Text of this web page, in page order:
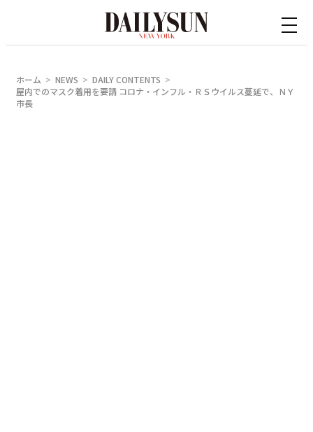
ホーム NEWS
DAILY CONTENTS
屋内でのマスク着用を要請 コロナ・インフル・ＲＳウイルス蔓延で、ＮＹ
市長